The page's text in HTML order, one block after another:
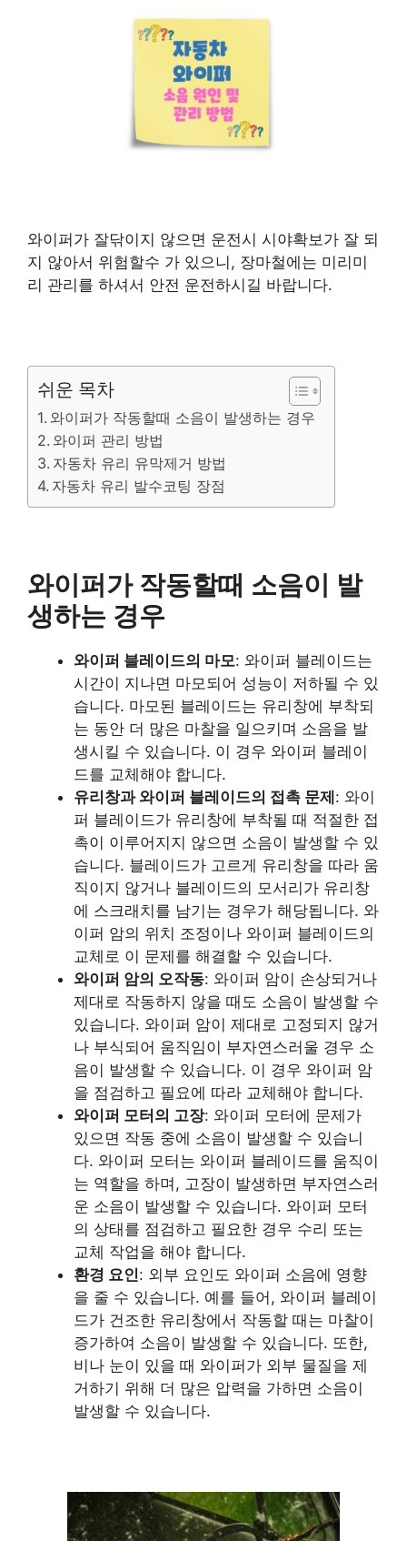
와이퍼가 잘닦이지 않으면 운전시 시야확보가 잘 되
지 않아서 위험할수 가 있으니, 장마철에는 미리미
리 관리를 하셔서 안전 운전하시길 바랍니다.
쉬운 목차
와이퍼가 작동할때 소음이 발생하는 경우
와이퍼 관리 방법
자동차 유리 유막제거 방법
자동차 유리 발수코팅 장점
와이퍼가 작동할때 소음이 발
생하는 경우
와이퍼 블레이드의 마모: 와이퍼 블레이드는
시간이 지나면 마모되어 성능이 저하될 수 있
습니다. 마모된 블레이드는 유리창에 부착되
는 동안 더 많은 마찰을 일으키며 소음을 발
생시킬 수 있습니다. 이 경우 와이퍼 블레이
드를 교체해야 합니다.
유리창과 와이퍼 블레이드의 접촉 문제: 와이
퍼 블레이드가 유리창에 부착될 때 적절한 접
촉이 이루어지지 않으면 소음이 발생할 수 있
습니다. 블레이드가 고르게 유리창을 따라 움
직이지 않거나 블레이드의 모서리가 유리창
에 스크래치를 남기는 경우가 해당됩니다. 와
이퍼 암의 위치 조정이나 와이퍼 블레이드의
교체로 이 문제를 해결할 수 있습니다.
와이퍼 암의 오작동: 와이퍼 암이 손상되거나
제대로 작동하지 않을 때도 소음이 발생할 수
있습니다. 와이퍼 암이 제대로 고정되지 않거
나 부식되어 움직임이 부자연스러울 경우 소
음이 발생할 수 있습니다. 이 경우 와이퍼 암
을 점검하고 필요에 따라 교체해야 합니다.
와이퍼 모터의 고장: 와이퍼 모터에 문제가
있으면 작동 중에 소음이 발생할 수 있습니
다. 와이퍼 모터는 와이퍼 블레이드를 움직이
는 역할을 하며, 고장이 발생하면 부자연스러
운 소음이 발생할 수 있습니다. 와이퍼 모터
의 상태를 점검하고 필요한 경우 수리 또는
교체 작업을 해야 합니다.
환경 요인: 외부 요인도 와이퍼 소음에 영향
을 줄 수 있습니다. 예를 들어, 와이퍼 블레이
드가 건조한 유리창에서 작동할 때는 마찰이
증가하여 소음이 발생할 수 있습니다. 또한,
비나 눈이 있을 때 와이퍼가 외부 물질을 제
거하기 위해 더 많은 압력을 가하면 소음이
발생할 수 있습니다.